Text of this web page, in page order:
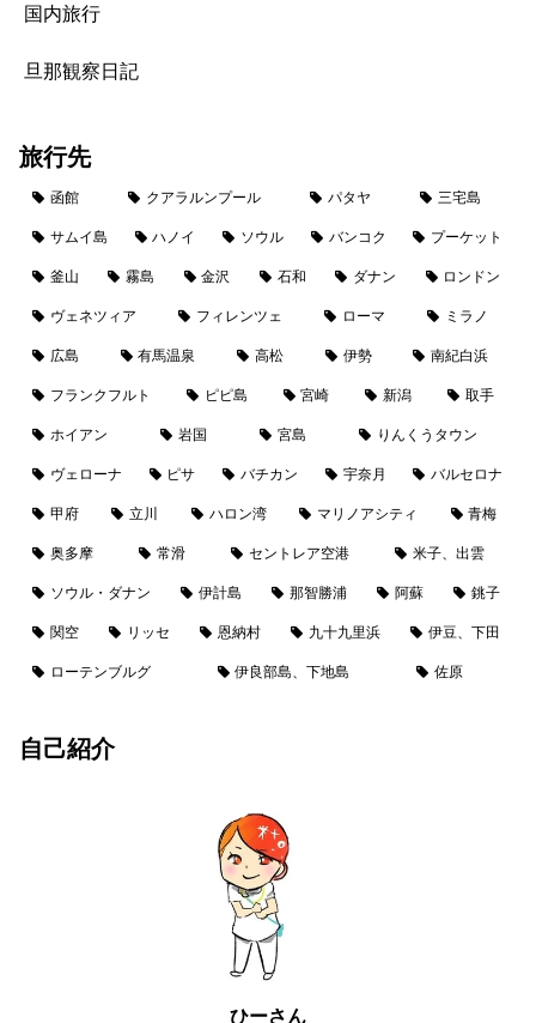
国内旅行
旦那観察日記
旅行先
函館 クアラルンプール パタヤ 三宅島
サムイ島 ハノイ ソウル バンコク プーケット
釜山 霧島 金沢 石和 ダナン ロンドン
ヴェネツィア フィレンツェ ローマ ミラノ
広島 有馬温泉 高松 伊勢 南紀白浜
フランクフルト ピピ島 宮崎 新潟 取手
ホイアン 岩国 宮島 りんくうタウン
ヴェローナ ピサ バチカン 宇奈月 バルセロナ
甲府 立川 ハロン湾 マリノアシティ 青梅
奥多摩 常滑 セントレア空港 米子、出雲
ソウル・ダナン 伊計島 那智勝浦 阿蘇 銚子
関空 リッセ 恩納村 九十九里浜 伊豆、下田
ローテンブルグ 伊良部島、下地島 佐原
自己紹介
ひーさん